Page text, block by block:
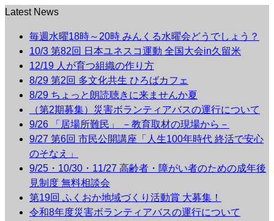
Latest News
毎週水曜18時～20時 みんくる水曜会どうでしょう？
10/3 第82回 日本ユネスコ運動 全国大会in久留米
12/19 人が育つ組織の作り方
8/29 第2回 多文化共生 ひろばカフェ
8/29 ちょっと朗読聴きに来ませんか夏
（第2期募集）災害ボランティアバスの運行について
9/26 「居場所難民」 －教育取材の現場から－
9/27 第6回 市民公開講座「人生100年時代 終活で安心
のそなえ」
9/25・10/30・11/27 高齢者・障がい者のための成年後
見制度 無料相談会
第19回 ふくおか地域づくり活動賞 大募集！
令和8年度災害ボランティアバスの運行について